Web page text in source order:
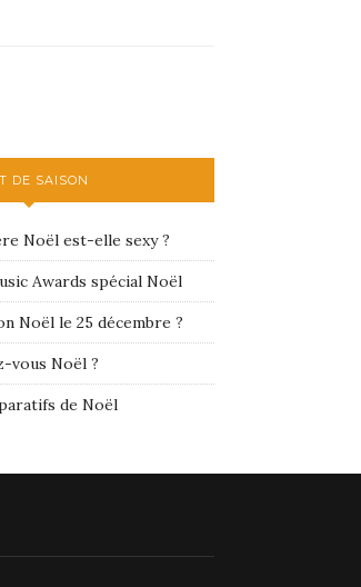
DE SAISON
Noël est-elle sexy ?
Awards spécial Noël
Noël le 25 décembre ?
vous Noël ?
de Noël